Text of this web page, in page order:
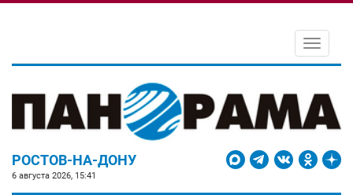
Toggle
РОСТОВ-НА-ДОНУ
6 августа 2026, 15:41